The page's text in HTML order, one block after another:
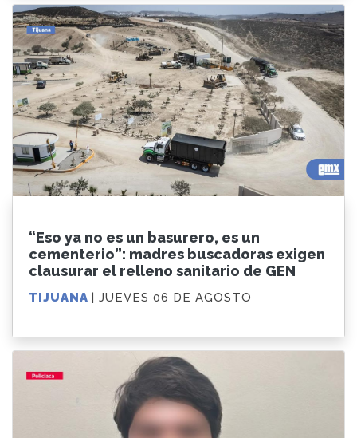
“Eso ya no es un basurero, es un
cementerio”: madres buscadoras exigen
clausurar el relleno sanitario de GEN
TIJUANA | JUEVES 06 DE AGOSTO